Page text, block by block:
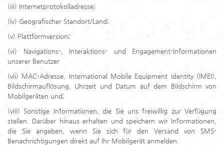
(iii) Internetprotokolladresse;
(iv) Geografischer Standort/Land;
(v) Plattformversion;
(vi) Navigations-, Interaktions- und Engagement-Informationen
unserer Benutzer
(vii) MAC-Adresse, International Mobile Equipment Identity (IMEI),
Bildschirmauflösung, Uhrzeit und Datum auf dem Bildschirm von
Mobilgeräten und;
(viii) Sonstige Informationen, die Sie uns freiwillig zur Verfügung
stellen. Darüber hinaus erhalten und speichern wir Informationen,
die Sie angeben, wenn Sie sich für den Versand von SMS-
Benachrichtigungen direkt auf Ihr Mobilgerät anmelden.